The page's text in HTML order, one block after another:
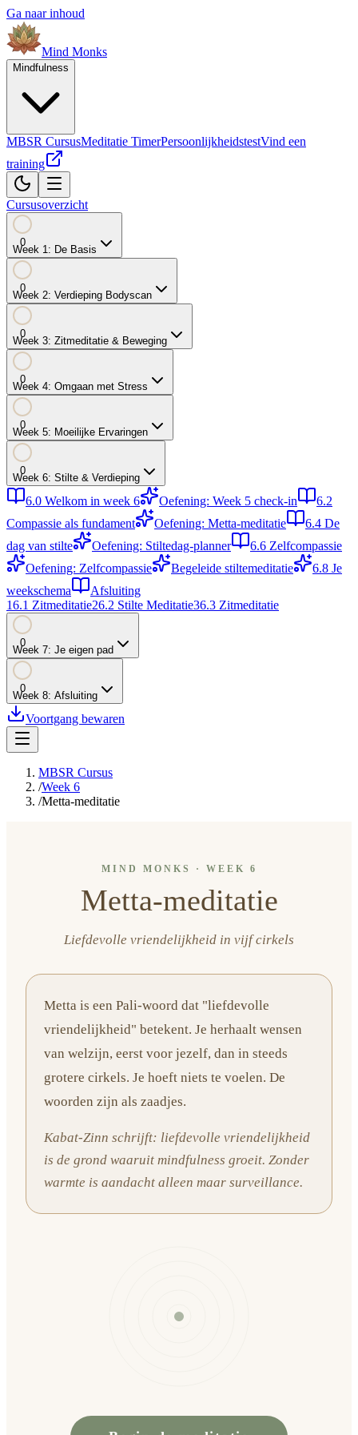
Ga naar inhoud
Mind Monks
Mindfulness
MBSR CursusMeditatie TimerPersoonlijkheidstestVind een
training
Cursusoverzicht
0
Week 1: De Basis
0
Week 2: Verdieping Bodyscan
0
Week 3: Zitmeditatie & Beweging
0
Week 4: Omgaan met Stress
0
Week 5: Moeilijke Ervaringen
0
Week 6: Stilte & Verdieping
6.0 Welkom in week 6 Oefening: Week 5 check-in
6.2
Compassie als fundament
Oefening: Metta-meditatie 6.4 De
dag van stilte
Oefening: Stiltedag-planner 6.6 Zelfcompassie
Oefening: Zelfcompassie
Begeleide stiltemeditatie 6.8 Je
weekschema
Afsluiting
16.1 Zitmeditatie26.2 Stilte Meditatie36.3 Zitmeditatie
0
Week 7: Je eigen pad
0
Week 8: Afsluiting
Voortgang bewaren
MBSR Cursus
/Week 6
/Metta-meditatie
MIND MONKS · WEEK 6
Metta-meditatie
Liefdevolle vriendelijkheid in vijf cirkels
Metta is een Pali-woord dat "liefdevolle
vriendelijkheid" betekent. Je herhaalt wensen
van welzijn, eerst voor jezelf, dan in steeds
grotere cirkels. Je hoeft niets te voelen. De
woorden zijn als zaadjes.
Kabat-Zinn schrijft: liefdevolle vriendelijkheid
is de grond waaruit mindfulness groeit. Zonder
warmte is aandacht alleen maar surveillance.